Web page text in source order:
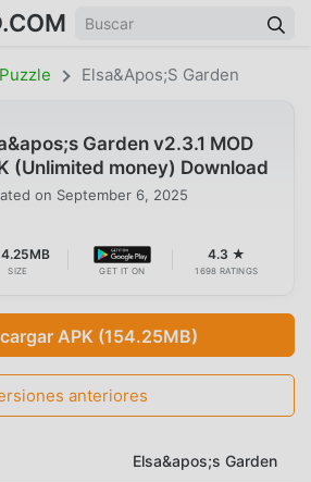
Puzzle Elsa&apos;s Garden
Garden v2.3.1 MOD
(Unlimited money) Download
on September 6, 2025
SIZE GET IT ON
4.3 ★
1698 RATINGS
APK (154.25MB)
anteriores
Elsa&apos;s Garden